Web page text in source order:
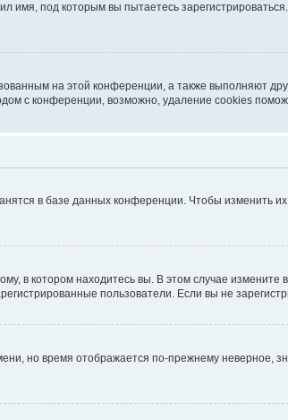
под которым вы пытаетесь
на этой конференции, а также выполняют
с конференции, возможно, удаление cookies
в базе данных конференции. Чтобы изменить
в котором находитесь вы. В этом случае
пользователи. Если вы не
но время отображается по-прежнему неверное,